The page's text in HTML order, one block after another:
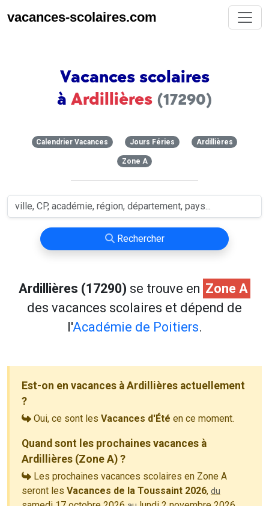
vacances-scolaires.com
Vacances scolaires
à Ardillières (17290)
Calendrier Vacances Jours Féries Ardillières
Zone A
Rechercher
Ardillières (17290) se trouve en Zone A
des vacances scolaires et dépend de
l'Académie de Poitiers.
Est-on en vacances à Ardillières actuellement
?
Oui, ce sont les Vacances d'Été en ce moment.
Quand sont les prochaines vacances à
Ardillières (Zone A) ?
Les prochaines vacances scolaires en Zone A
seront les Vacances de la Toussaint 2026, du